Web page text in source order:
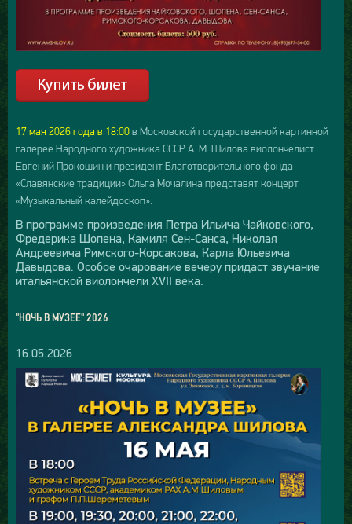
17 мая 2026 года в 18:00в Московской государственной картинной
галерее Народного художника СССР А. М. Шилова виолончелист
Евгений Прокошин и президент Благотворительного фонда
«Славянские традиции» Ольга Мочалина представят концерт
«Музыкальный калейдоскоп».
В программе произведения Петра Ильича Чайковского,
Фредерика Шопена, Камиля Сен-Санса, Николая
Андреевича Римского-Корсакова, Карла Юльевича
Давыдова. Особое очарование вечеру придаст звучание
итальянской виолончели XVII века.
"НОЧЬ В МУЗЕЕ" 2026
16.05.2026